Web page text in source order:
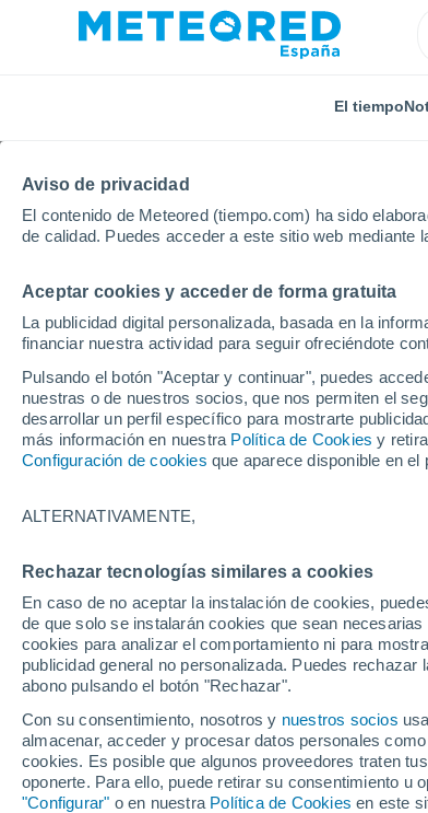
Aviso de privacidad
El contenido de Meteored (tiempo.com) ha sido
de calidad. Puedes acceder a este sitio web mediante
Aceptar cookies y acceder de forma gratuita
La publicidad digital personalizada, basada en la
financiar nuestra actividad para seguir ofreciéndote
Pulsando el botón "Aceptar y continuar", puedes
nuestras o de nuestros socios, que nos permiten el
desarrollar un perfil específico para mostrarte
más información en nuestra Política de Cookies y
Configuración de cookies que aparece disponible en el
ALTERNATIVAMENTE,
Rechazar tecnologías similares a cookies
En caso de no aceptar la instalación de cookies,
de que solo se instalarán cookies que sean
cookies para analizar el comportamiento ni para
publicidad general no personalizada. Puedes
abono pulsando el botón "Rechazar".
Con su consentimiento, nosotros y nuestros socios
almacenar, acceder y procesar datos personales
cookies. Es posible que algunos proveedores traten
oponerte. Para ello, puede retirar su consentimiento u
"Configurar" o en nuestra Política de Cookies en este
El tiempo
Inicio República Checa Región de Hradec
Černý Důl
26/12/2026
Parte de nieve hoy
Pistas por dificultad 0 6
Kilómetros esquiables